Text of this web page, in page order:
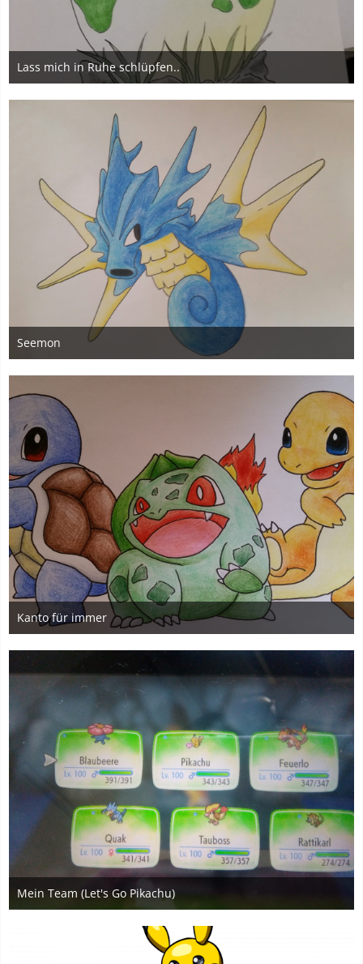
Lass mich in Ruhe schlüpfen..
27. November 2019
2
Seemon
27. November 2019
2
Kanto für immer
27. November 2019
2
Mein Team (Let's Go Pikachu)
31. März 2019